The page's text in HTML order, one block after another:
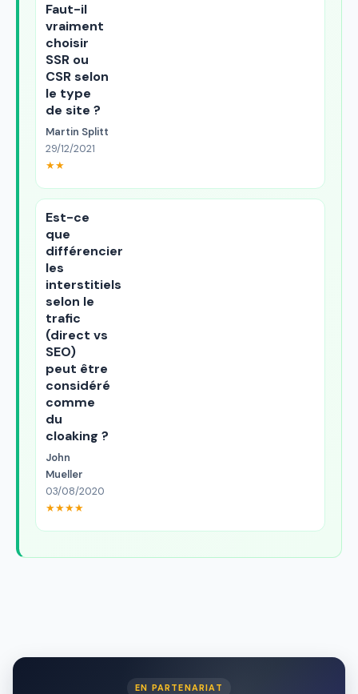
Faut-il
vraiment
choisir
SSR ou
CSR selon
le type
de site ?
Martin Splitt
29/12/2021
★★
Est-ce
que
différencier
les
interstitiels
selon le
trafic
(direct vs
SEO)
peut être
considéré
comme
du
cloaking ?
John
Mueller
03/08/2020
★★★★
EN PARTENARIAT